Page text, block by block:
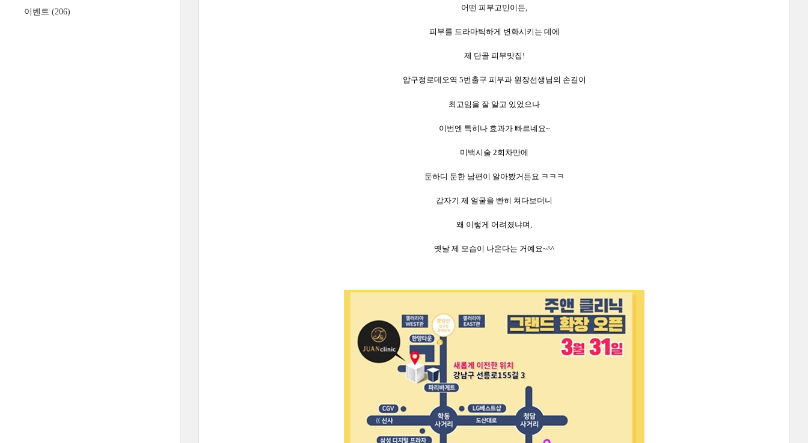
이벤트 (206) 어떤 피부고민이든,
피부를 드라마틱하게 변화시키는 데에
제 단골 피부맛집!
압구정로데오역 5번출구 피부과 원장선생님의 손길이
최고임을 잘 알고 있었으나
이번엔 특히나 효과가 빠르네요~
미백시술 2회차만에
둔하디 둔한 남편이 알아봤거든요 ㅋㅋㅋ
갑자기 제 얼굴을 빤히 쳐다보더니
왜 이렇게 어려졌냐며,
옛날 제 모습이 나온다는 거예요~^^